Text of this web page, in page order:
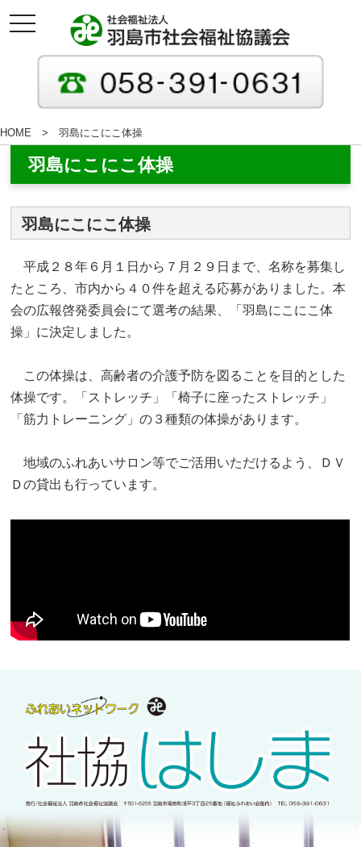
toggle
navigation
HOME 羽島にこにこ体操
羽島にこにこ体操
羽島にこにこ体操
平成２８年６月１日から７月２９日まで、名称を募集し
たところ、市内から４０件を超える応募がありました。本
会の広報啓発委員会にて選考の結果、「羽島にこにこ体
操」に決定しました。
この体操は、高齢者の介護予防を図ることを目的とした
体操です。「ストレッチ」「椅子に座ったストレッチ」
「筋力トレーニング」の３種類の体操があります。
地域のふれあいサロン等でご活用いただけるよう、ＤＶ
Ｄの貸出も行っています。